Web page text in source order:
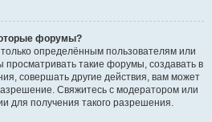
форумы?
определённым пользователям или
просматривать такие форумы, создавать в
совершать другие действия, вам может
Свяжитесь с модератором или
для получения такого разрешения.